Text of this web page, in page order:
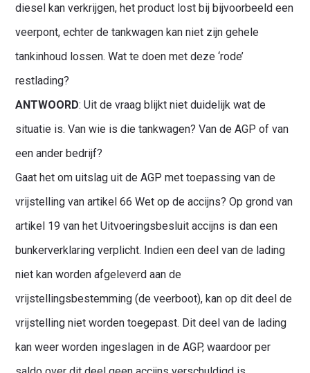
diesel kan verkrijgen, het product lost bij bijvoorbeeld een
veerpont, echter de tankwagen kan niet zijn gehele
tankinhoud lossen. Wat te doen met deze ‘rode’
restlading?
ANTWOORD: Uit de vraag blijkt niet duidelijk wat de
situatie is. Van wie is die tankwagen? Van de AGP of van
een ander bedrijf?
Gaat het om uitslag uit de AGP met toepassing van de
vrijstelling van artikel 66 Wet op de accijns? Op grond van
artikel 19 van het Uitvoeringsbesluit accijns is dan een
bunkerverklaring verplicht. Indien een deel van de lading
niet kan worden afgeleverd aan de
vrijstellingsbestemming (de veerboot), kan op dit deel de
vrijstelling niet worden toegepast. Dit deel van de lading
kan weer worden ingeslagen in de AGP, waardoor per